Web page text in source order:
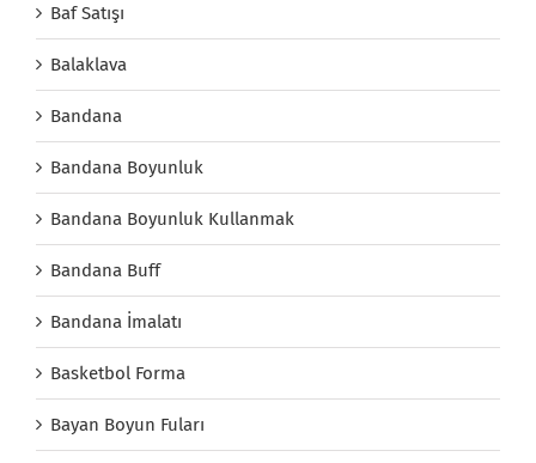
Baf Satışı
Balaklava
Bandana
Bandana Boyunluk
Bandana Boyunluk Kullanmak
Bandana Buff
Bandana İmalatı
Basketbol Forma
Bayan Boyun Fuları